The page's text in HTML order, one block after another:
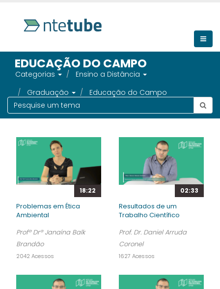
EDUCAÇÃO DO CAMPO
Categorias
Ensino a Distância
Graduação
Educação do Campo
18:22
Problemas em Ética
Ambiental
Profª Drª Janaína Balk
Brandão
2042 Acessos
02:33
Resultados de um
Trabalho Científico
Prof. Dr. Daniel Arruda
Coronel
1627 Acessos